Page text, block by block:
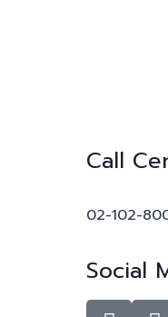
Call
02-102-
Social